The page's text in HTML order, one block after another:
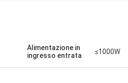
Alimentazione in
ingresso entrata
≤1000W